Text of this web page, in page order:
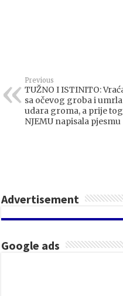
Previous
TUŽNO I ISTINITO:
sa očevog groba i
udara groma, a prije
NJEMU napisala pjesmu
Advertisement
Google ads